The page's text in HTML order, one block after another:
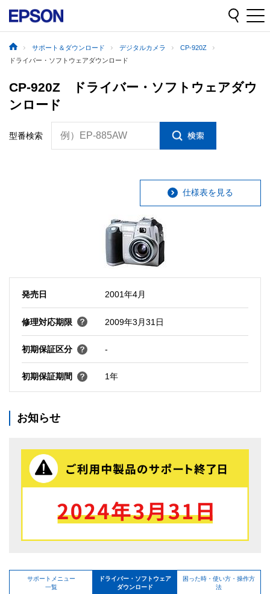
サポート＆ダウンロード デジタルカメラ
CP-920Z
ドライバー・ソフトウェアダウンロード
CP-920Z ドライバー・ソフトウェアダウ
ンロード
型番検索 例）EP-885AW
仕様表を見る
発売日 2001年4月
修理対応期限 2009年3月31日
初期保証区分 -
初期保証期間 1年
お知らせ
サポートメニュー
一覧
ドライバー・ソフトウェア
ダウンロード
困った時・使い方・操作方
法